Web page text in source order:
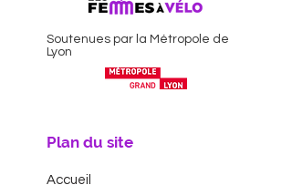
Soutenues par la Métropole de
Lyon
Plan du site
Accueil